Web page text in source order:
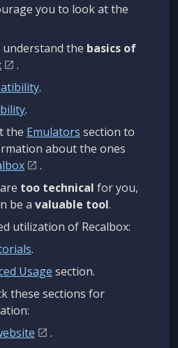
you to look at the
understand the basics of
.
.
.
the Emulators section to
about the ones
.
are too technical for you,
be a valuable tool.
utilization of Recalbox:
.
Usage section.
these sections for
.